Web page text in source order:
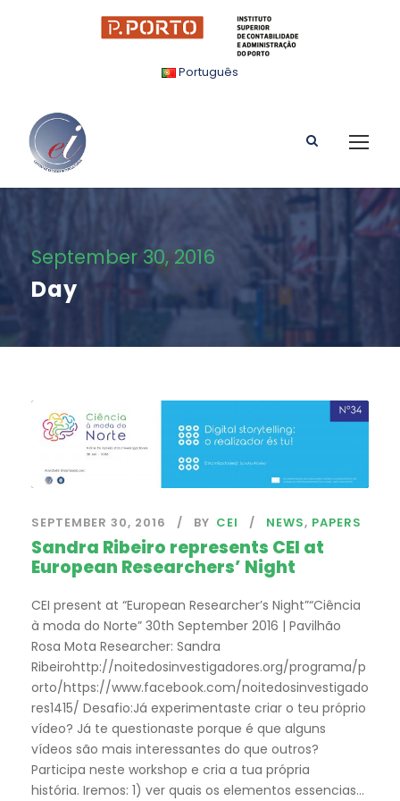
Português
September 30, 2016
Day
SEPTEMBER 30, 2016 BY CEI NEWS, PAPERS
Sandra Ribeiro represents CEI at
European Researchers’ Night
CEI present at “European Researcher’s Night”“Ciência
à moda do Norte” 30th September 2016 | Pavilhão
Rosa Mota Researcher: Sandra
Ribeirohttp://noitedosinvestigadores.org/programa/p
orto/https://www.facebook.com/noitedosinvestigado
res1415/ Desafio:Já experimentaste criar o teu próprio
vídeo? Já te questionaste porque é que alguns
vídeos são mais interessantes do que outros?
Participa neste workshop e cria a tua própria
história. Iremos: 1) ver quais os elementos essencias...